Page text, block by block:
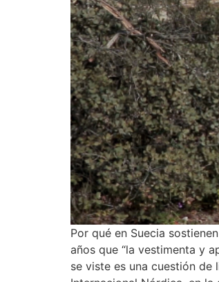
Por qué en Suecia
años que “la vestimenta y
se viste es una cuestión de